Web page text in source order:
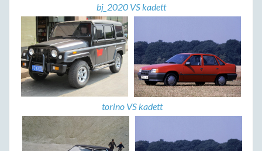
bj_2020 VS kadett
torino VS kadett